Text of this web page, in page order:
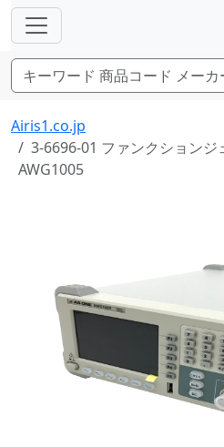
Airis1.co.jp
3-6696-01 ファンクション
AWG1005